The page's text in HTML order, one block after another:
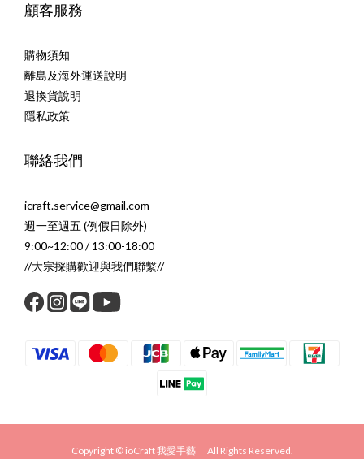
顧客服務
購物須知
離島及海外運送說明
退換貨說明
隱私政策
聯絡我們
icraft.service@gmail.com
週一至週五 (例假日除外)
9:00~12:00 / 13:00-18:00
//大宗採購歡迎與我們聯繫//
Copyright © ioCraft 我愛手藝 All Rights Reserved.